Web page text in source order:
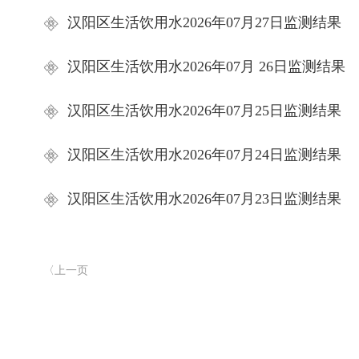
汉阳区生活饮用水2026年07月27日监测结果
汉阳区生活饮用水2026年07月 26日监测结果
汉阳区生活饮用水2026年07月25日监测结果
汉阳区生活饮用水2026年07月24日监测结果
汉阳区生活饮用水2026年07月23日监测结果
〈上一页